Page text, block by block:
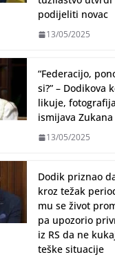
podijeliti novac
13/05/2025
“Federacijo,
si?” – Dodikova
likuje,
ismijava Zukana
13/05/2025
Dodik priznao
kroz težak
mu se život
pa upozorio
iz RS da ne
teške situacije